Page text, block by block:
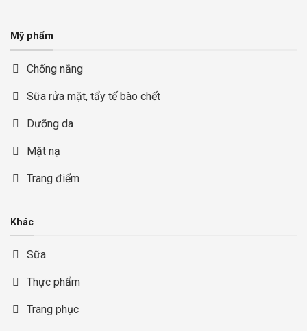
Mỹ phẩm
Chống nắng
Sữa rửa mặt, tẩy tế bào chết
Dưỡng da
Mặt nạ
Trang điểm
Khác
Sữa
Thực phẩm
Trang phục